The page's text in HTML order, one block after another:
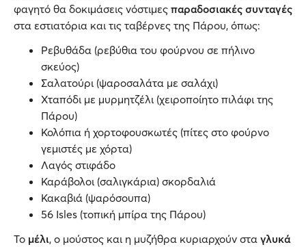
φαγητό θα δοκιμάσεις νόστιμες παραδοσιακές συνταγές
στα εστιατόρια και τις ταβέρνες της Πάρου, όπως:
Ρεβυθάδα (ρεβύθια του φούρνου σε πήλινο
σκεύος)
Σαλατούρι (ψαροσαλάτα με σαλάχι)
Χταπόδι με μυρμητζέλι (χειροποίητο πιλάφι της
Πάρου)
Κολόπια ή χορτοφουσκωτές (πίτες στο φούρνο
γεμιστές με χόρτα)
Λαγός στιφάδο
Καράβολοι (σαλιγκάρια) σκορδαλιά
Κακαβιά (ψαρόσουπα)
56 Isles (τοπική μπίρα της Πάρου)
Το μέλι, ο μούστος και η μυζήθρα κυριαρχούν στα γλυκά